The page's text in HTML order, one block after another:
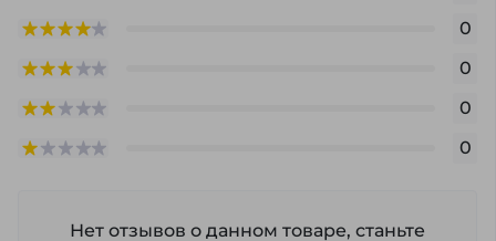
0
0
0
0
Нет отзывов о данном товаре, станьте